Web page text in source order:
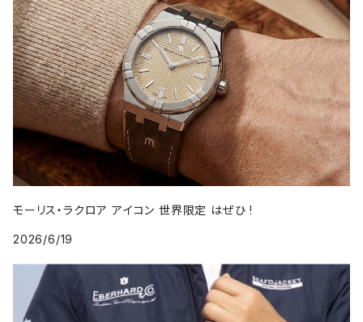
モーリス・ラクロア アイコン 世界限定 はぜひ !
2026/6/19